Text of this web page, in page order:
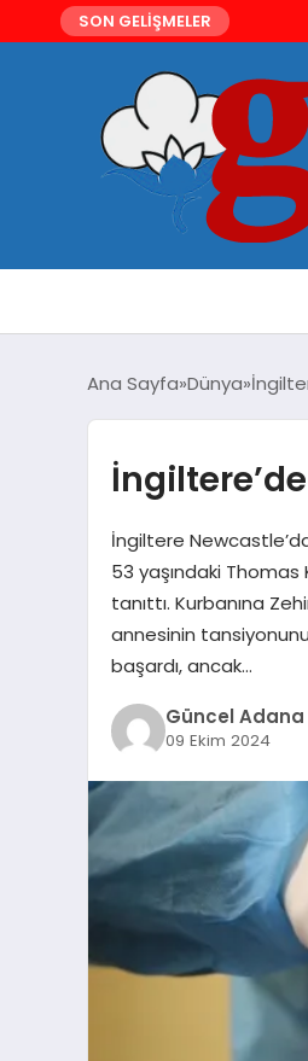
SON GELİŞMELER
Ana Sayfa Dünya
İngiltere
53 yaşındaki
tanıttı. Kurbanına
annesinin
başardı, ancak…
Güncel Adana
09 Ekim 2024